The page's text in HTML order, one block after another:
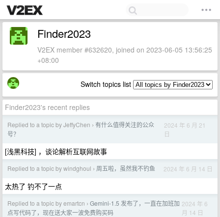
Finder2023
V2EX member #632620, joined on 2023-06-05 13:56:25
+08:00
Switch topics list
Finder2023's recent replies
Replied to a topic by JeffyChen › 有什么值得关注的公众
号？
2024 年 6 月 21
日
[浅黑科技] ，谈论解析互联网故事
Replied to a topic by windghoul › 周五啦，虽然我不钓鱼 2024 年 6 月 14 日
太热了 钓不了一点
Replied to a topic by emartcn › Gemini-1.5 发布了，一直在加班加
点写代码了，现在送大家一波免费购买码
2024 年 6
月 14 日